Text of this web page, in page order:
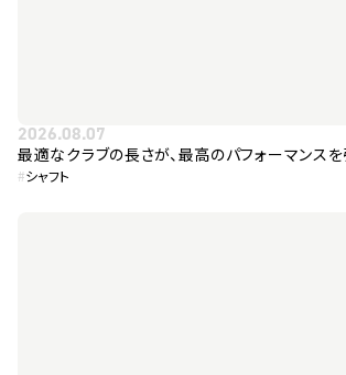
2026.08.07
最適なクラブの長さが、最高のパフォーマンス
#シャフト